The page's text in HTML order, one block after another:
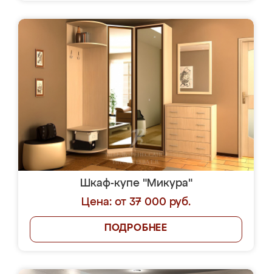
Шкаф-купе "Микура"
Цена: от 37 000 руб.
ПОДРОБНЕЕ